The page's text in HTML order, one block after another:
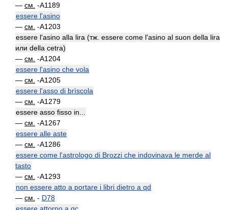
— см. -A1189
essere l'asino
— см. -A1203
essere l'asino alla lira (тж. essere come l'asino al suon della lira
или della cetra)
— см. -A1204
essere l'asino che vola
— см. -A1205
essere l'asso di brìscola
— см. -A1279
essere asso fisso in...
— см. -A1267
essere alle aste
— см. -A1286
essere come l'astrologo di Brozzi che indovinava le merde al
tasto
— см. -A1293
non essere atto a portare i libri dietro a qd
— см. - D78